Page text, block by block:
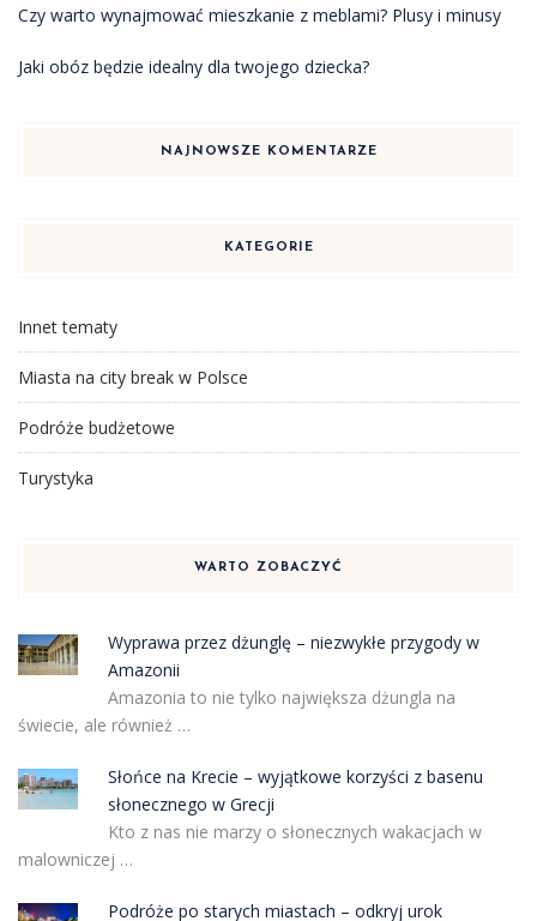
Czy warto wynajmować mieszkanie z meblami? Plusy i minusy
Jaki obóz będzie idealny dla twojego dziecka?
NAJNOWSZE KOMENTARZE
KATEGORIE
Innet tematy
Miasta na city break w Polsce
Podróże budżetowe
Turystyka
WARTO ZOBACZYĆ
Wyprawa przez dżunglę – niezwykłe przygody w
Amazonii
Amazonia to nie tylko największa dżungla na
świecie, ale również …
Słońce na Krecie – wyjątkowe korzyści z basenu
słonecznego w Grecji
Kto z nas nie marzy o słonecznych wakacjach w
malowniczej …
Podróże po starych miastach – odkryj urok